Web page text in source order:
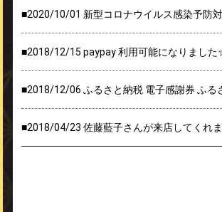
どんどん進んできていますね。
皆様にご利用して頂けるよう
努めていきたいと思います。
■2020/10/01 新型コロナウイルス感染予防
■2018/12/15 paypay 利用可能になりまし
■2018/12/06 ふるさと納税 電子感謝券 ふる
■2018/04/23 佐藤藍子さんが来店してくれま